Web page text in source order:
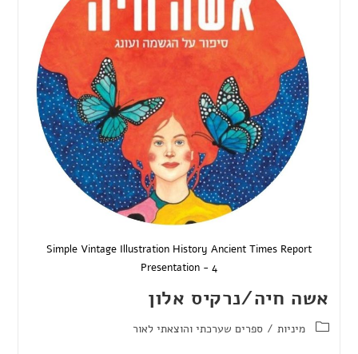
Simple Vintage Illustration History Ancient Times Report
Presentation - 4
אשה חיה/נרקיס אלון
מיניות / ספרים שערכתי והוצאתי לאור